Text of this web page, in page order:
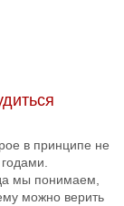
в принципе не
мы понимаем,
можно верить